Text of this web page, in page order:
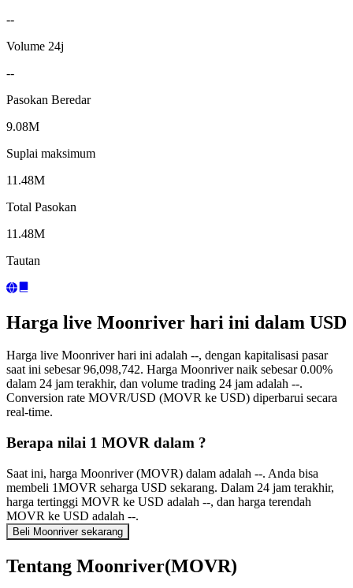
--
Volume 24j
--
Pasokan Beredar
9.08M
Suplai maksimum
11.48M
Total Pasokan
11.48M
Tautan
Harga live Moonriver hari ini dalam USD
Harga live Moonriver hari ini adalah --, dengan kapitalisasi pasar
saat ini sebesar 96,098,742. Harga Moonriver naik sebesar 0.00%
dalam 24 jam terakhir, dan volume trading 24 jam adalah --.
Conversion rate MOVR/USD (MOVR ke USD) diperbarui secara
real-time.
Berapa nilai 1 MOVR dalam ?
Saat ini, harga Moonriver (MOVR) dalam adalah --. Anda bisa
membeli 1MOVR seharga USD sekarang. Dalam 24 jam terakhir,
harga tertinggi MOVR ke USD adalah --, dan harga terendah
MOVR ke USD adalah --.
Beli Moonriver sekarang
Tentang Moonriver(MOVR)